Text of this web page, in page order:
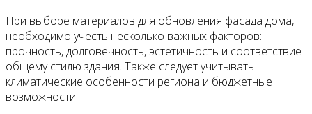
При выборе материалов для обновления фасада дома,
необходимо учесть несколько важных факторов:
прочность, долговечность, эстетичность и соответствие
общему стилю здания. Также следует учитывать
климатические особенности региона и бюджетные
возможности.